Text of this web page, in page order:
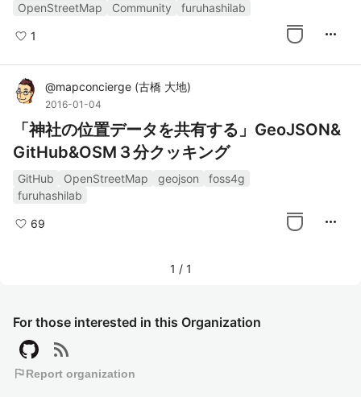
For those interested in this Organization
rss_feed
flagReport organization
OpenStreetMap Community furuhashilab
1 more_horiz
@mapconcierge (古橋 大地)
2016-01-04
「神社の位置データを共有する」GeoJSON&
GitHub&OSM３分クッキング
GitHub OpenStreetMap geojson
foss4g
furuhashilab
69 more_horiz
1 / 1